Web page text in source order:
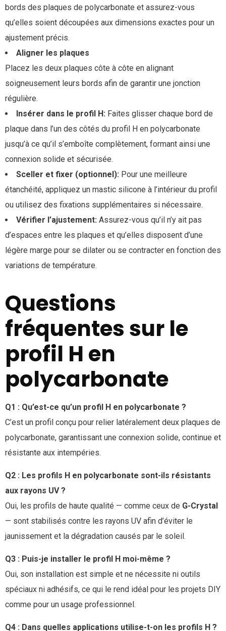
bords des plaques de polycarbonate et assurez-vous
qu’elles soient découpées aux dimensions exactes pour un
ajustement précis.
Aligner les plaques
Placez les deux plaques côte à côte en alignant
soigneusement leurs bords afin de garantir une jonction
régulière.
Insérer dans le profil H: Faites glisser chaque bord de
plaque dans l’un des côtés du profil H en polycarbonate
jusqu’à ce qu’il s’emboîte complètement, formant ainsi une
connexion solide et sécurisée.
Sceller et fixer (optionnel): Pour une meilleure
étanchéité, appliquez un mastic silicone à l’intérieur du profil
ou utilisez des fixations supplémentaires si nécessaire.
Vérifier l’ajustement: Assurez-vous qu’il n’y ait pas
d’espaces entre les plaques et qu’elles disposent d’une
légère marge pour se dilater ou se contracter en fonction des
variations de température.
Questions
fréquentes sur le
profil H en
polycarbonate
Q1 : Qu’est-ce qu’un profil H en polycarbonate ?
C’est un profil conçu pour relier latéralement deux plaques de
polycarbonate, garantissant une connexion solide, continue et
résistante aux intempéries.
Q2 : Les profils H en polycarbonate sont-ils résistants
aux rayons UV ?
Oui, les profils de haute qualité — comme ceux de G-Crystal
— sont stabilisés contre les rayons UV afin d’éviter le
jaunissement et la dégradation causés par le soleil.
Q3 : Puis-je installer le profil H moi-même ?
Oui, son installation est simple et ne nécessite ni outils
spéciaux ni adhésifs, ce qui le rend idéal pour les projets DIY
comme pour un usage professionnel.
Q4 : Dans quelles applications utilise-t-on les profils H ?